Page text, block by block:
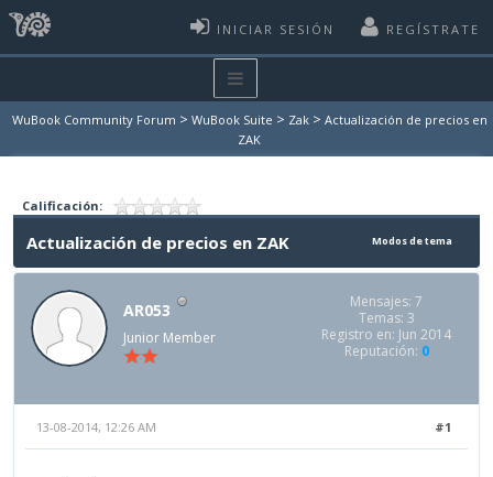
INICIAR SESIÓN REGÍSTRATE
WuBook Community Forum > WuBook Suite > Zak > Actualización de precios en
ZAK
Calificación:
Modos de tema
Actualización de precios en ZAK
AR053
Junior Member
Mensajes: 7
Temas: 3
Registro en: Jun 2014
Reputación: 0
#1
13-08-2014, 12:26 AM